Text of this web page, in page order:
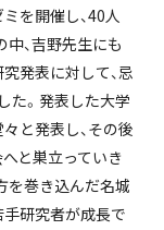
を開催し、40人
、吉野先生にも
発表に対して、忌
た。発表した大学
と発表し、その後
と巣立っていき
を巻き込んだ名城
研究者が成長で